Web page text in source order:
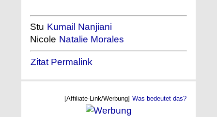
Stu Kumail Nanjiani
Nicole Natalie Morales
Zitat Permalink
[Affiliate-Link/Werbung] Was bedeutet das?